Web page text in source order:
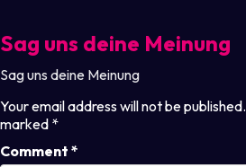
Sag uns deine Meinung
Sag uns deine Meinung
Your email address will not be published.
marked *
Comment *